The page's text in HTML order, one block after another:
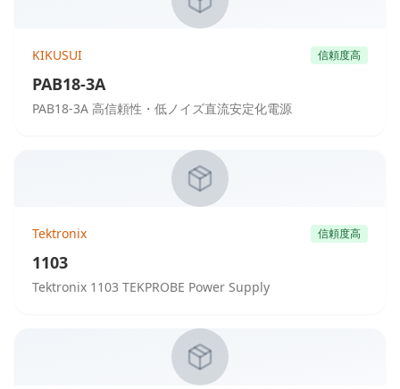
KIKUSUI 信頼度高
PAB18-3A
PAB18-3A 高信頼性・低ノイズ直流安定化電源
Tektronix 信頼度高
1103
Tektronix 1103 TEKPROBE Power Supply